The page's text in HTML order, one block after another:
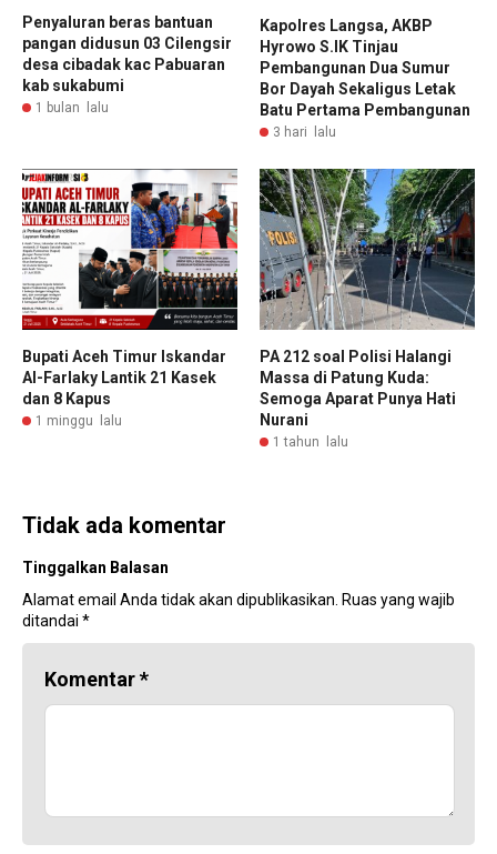
Penyaluran beras bantuan
pangan didusun 03 Cilengsir
desa cibadak kac Pabuaran
kab sukabumi
1 bulan lalu
Kapolres Langsa, AKBP
Hyrowo S.IK Tinjau
Pembangunan Dua Sumur
Bor Dayah Sekaligus Letak
Batu Pertama Pembangunan
3 hari lalu
Bupati Aceh Timur Iskandar
Al-Farlaky Lantik 21 Kasek
dan 8 Kapus
1 minggu lalu
PA 212 soal Polisi Halangi
Massa di Patung Kuda:
Semoga Aparat Punya Hati
Nurani
1 tahun lalu
Tidak ada komentar
Tinggalkan Balasan
Alamat email Anda tidak akan dipublikasikan. Ruas yang wajib
ditandai *
Komentar*